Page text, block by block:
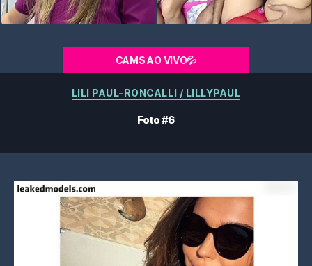
CAMS AO VIVO💦
Categorias
LILI PAUL-RONCALLI / LILLYPAUL
Foto #6